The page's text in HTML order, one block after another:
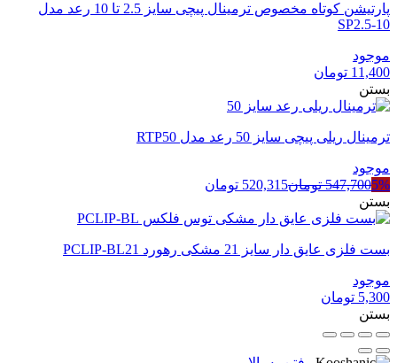
پارتیشن کوتاه مخصوص ترمینال پیچی سایز 2.5 تا 10 رعد مدل
SP2.5-10
موجود
11,400 تومان
بستن
ترمینال ریلی پیچی سایز 50 رعد مدل RTP50
موجود
5%
547,700 تومان520,315 تومان
بستن
بست فلزی عایق دار سایز 21 مشکی رهورد PCLIP-BL21
موجود
5,300 تومان
بستن